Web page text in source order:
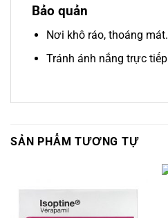
Bảo quản
Nơi khô ráo, thoáng mát.
Tránh ánh nắng trực tiếp
SẢN PHẨM TƯƠNG TỰ